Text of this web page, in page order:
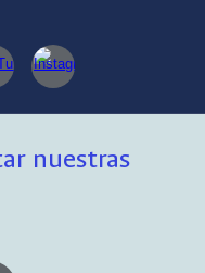
nuestras